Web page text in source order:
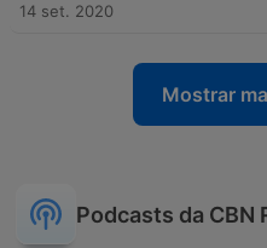
14 set. 2020
Mostrar
Podcasts da CBN